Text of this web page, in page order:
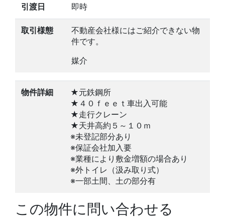
引渡日 即時
取引様態
不動産会社様にはご紹介できない物
件です。
媒介
物件詳細
★元鉄鋼所
★４０ｆｅｅｔ車出入可能
★走行クレーン
★天井高約５～１０ｍ
※未登記部分あり
※保証会社加入要
※業種により敷金増額の場合あり
※外トイレ（汲み取り式）
※一部土間、土の部分有
この物件に問い合わせる